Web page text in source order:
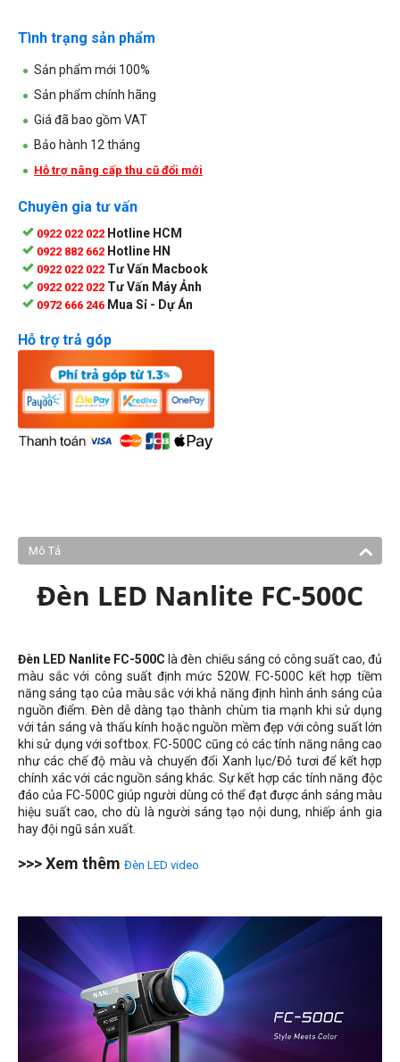
Tình trạng sản phẩm
Sản phẩm mới 100%
Sản phẩm chính hãng
Giá đã bao gồm VAT
Bảo hành 12 tháng
Hỗ trợ nâng cấp thu cũ đổi mới
Chuyên gia tư vấn
0922 022 022 Hotline HCM
0922 882 662 Hotline HN
0922 022 022 Tư Vấn Macbook
0922 022 022 Tư Vấn Máy Ảnh
0972 666 246 Mua Sỉ - Dự Án
Hỗ trợ trả góp
Mô Tả
Đèn LED Nanlite FC-500C
Đèn LED Nanlite FC-500C là đèn chiếu sáng có công suất cao, đủ
màu sắc với công suất định mức 520W. FC-500C kết hợp tiềm
năng sáng tạo của màu sắc với khả năng định hình ánh sáng của
nguồn điểm. Đèn dễ dàng tạo thành chùm tia mạnh khi sử dụng
với tản sáng và thấu kính hoặc nguồn mềm đẹp với công suất lớn
khi sử dụng với softbox. FC-500C cũng có các tính năng nâng cao
như các chế độ màu và chuyển đổi Xanh lục/Đỏ tươi để kết hợp
chính xác với các nguồn sáng khác. Sự kết hợp các tính năng độc
đáo của FC-500C giúp người dùng có thể đạt được ánh sáng màu
hiệu suất cao, cho dù là người sáng tạo nội dung, nhiếp ảnh gia
hay đội ngũ sản xuất.
>>> Xem thêm Đèn LED video